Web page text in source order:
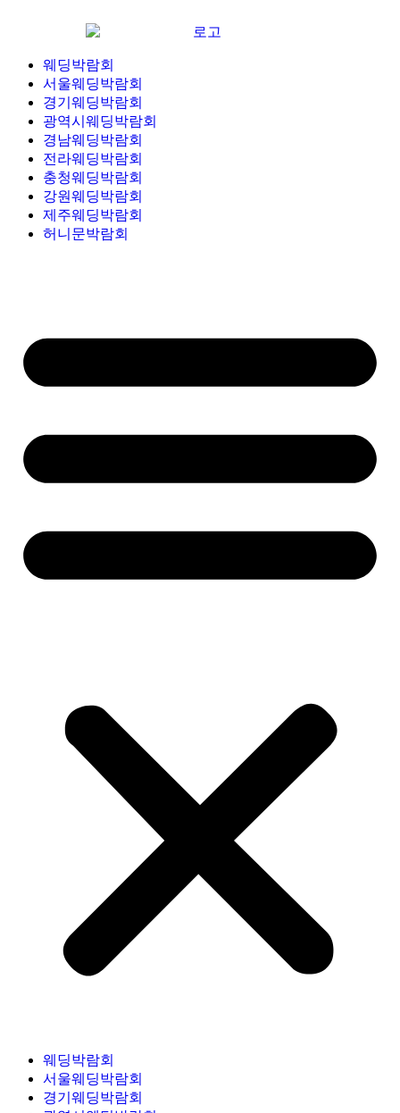
웨딩박람회
서울웨딩박람회
경기웨딩박람회
광역시웨딩박람회
경남웨딩박람회
전라웨딩박람회
충청웨딩박람회
강원웨딩박람회
제주웨딩박람회
허니문박람회
웨딩박람회
서울웨딩박람회
경기웨딩박람회